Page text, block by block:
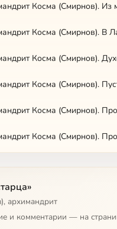
Косма (Смирнов). Из
Косма (Смирнов). В
Косма (Смирнов).
Косма (Смирнов).
Косма (Смирнов).
Косма (Смирнов).
Косма (Смирнов).
(Батозский). Часть 1
архимандрит
и комментарии — на